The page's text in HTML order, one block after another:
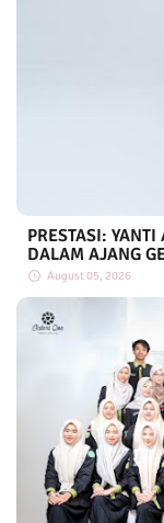
PRESTASI:
DALAM AJANG
August 05, 2026